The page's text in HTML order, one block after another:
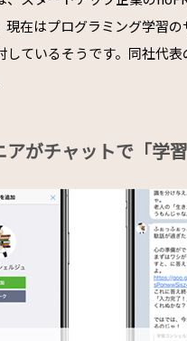
現在はプログラミング学習
しているそうです。同社代
がチャットで「学